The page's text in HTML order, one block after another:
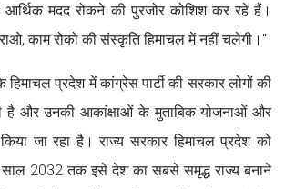
आर्थिक मदद रोकने की पुरजोर कोशिश कर रहे हैं।
काम रोको की संस्कृति हिमाचल में नहीं चलेगी।"
प्रदेश में कांग्रेस पार्टी की सरकार लोगों की
है और उनकी आकांक्षाओं के मुताबिक योजनाओं और
जा रहा है। राज्य सरकार हिमाचल प्रदेश को
साल 2032 तक इसे देश का सबसे समृद्ध राज्य बनाने